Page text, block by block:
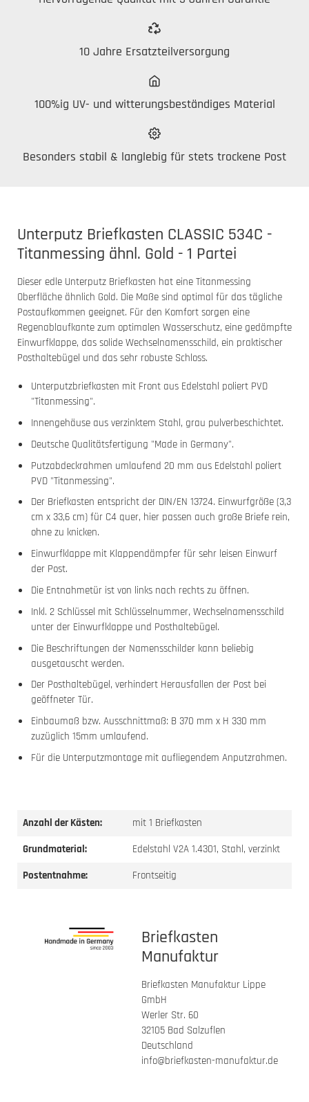
10 Jahre Ersatzteilversorgung
100%ig UV- und witterungsbeständiges Material
Besonders stabil & langlebig für stets trockene Post
Unterputz Briefkasten CLASSIC 534C -
Titanmessing ähnl. Gold - 1 Partei
Dieser edle Unterputz Briefkasten hat eine Titanmessing
Oberfläche ähnlich Gold. Die Maße sind optimal für das tägliche
Postaufkommen geeignet. Für den Komfort sorgen eine
Regenablaufkante zum optimalen Wasserschutz, eine gedämpfte
Einwurfklappe, das solide Wechselnamensschild, ein praktischer
Posthaltebügel und das sehr robuste Schloss.
Unterputzbriefkasten mit Front aus Edelstahl poliert PVD
"Titanmessing".
Innengehäuse aus verzinktem Stahl, grau pulverbeschichtet.
Deutsche Qualitätsfertigung "Made in Germany".
Putzabdeckrahmen umlaufend 20 mm aus Edelstahl poliert
PVD "Titanmessing".
Der Briefkasten entspricht der DIN/EN 13724. Einwurfgröße (3,3
cm x 33,6 cm) für C4 quer, hier passen auch große Briefe rein,
ohne zu knicken.
Einwurfklappe mit Klappendämpfer für sehr leisen Einwurf
der Post.
Die Entnahmetür ist von links nach rechts zu öffnen.
Inkl. 2 Schlüssel mit Schlüsselnummer, Wechselnamensschild
unter der Einwurfklappe und Posthaltebügel.
Die Beschriftungen der Namensschilder kann beliebig
ausgetauscht werden.
Der Posthaltebügel, verhindert Herausfallen der Post bei
geöffneter Tür.
Einbaumaß bzw. Ausschnittmaß: B 370 mm x H 330 mm
zuzüglich 15mm umlaufend.
Für die Unterputzmontage mit aufliegendem Anputzrahmen.
Anzahl der Kästen:
mit 1 Briefkasten
Grundmaterial:
Edelstahl V2A 1.4301, Stahl, verzinkt
Postentnahme:
Frontseitig
Briefkasten
Manufaktur
Briefkasten Manufaktur Lippe
GmbH
Werler Str. 60
32105 Bad Salzuflen
Deutschland
info@briefkasten-manufaktur.de